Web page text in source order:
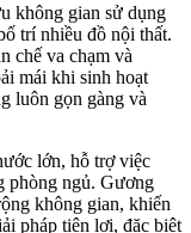
không gian sử dụng
trí nhiều đồ nội thất.
chế va chạm và
mái khi sinh hoạt
luôn gọn gàng và
lớn, hỗ trợ việc
phòng ngủ. Gương
không gian, khiến
pháp tiện lợi, đặc biệt